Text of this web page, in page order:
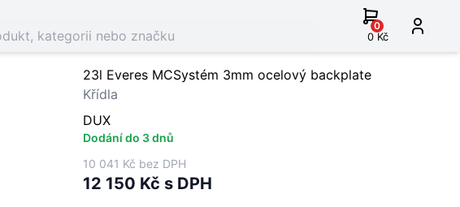
0
0 Kč
23l Everes MCSystém 3mm ocelový backplate
Křídla
DUX
Dodání do 3 dnů
10 041 Kč bez DPH
12 150 Kč s DPH